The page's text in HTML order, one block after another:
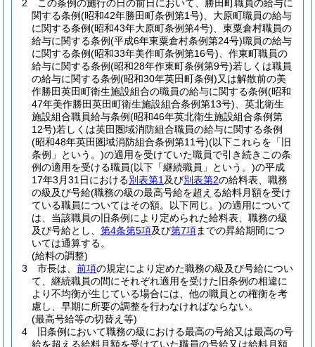
2
この条例の施行の日の前日において、勝田町職員の給与に
関する条例(昭和42年勝田町条例第1号) 、大原町職員の給与
に関する条例(昭和43年大原町条例第4号) 、東粟倉村職員の
給与に関する条例(平成6年東粟倉村条例第24号)職員の給与
に関する条例(昭和33年美作町条例第16号) 、作東町職員の
給与に関する条例(昭和28年作東町条例第9号)若しくは職員
の給与に関する条例(昭和30年英田町条例)又は解散前の美
作勝田英田町衛生施設組合の職員の給与に関する条例(昭和
47年美作勝田英田町衛生施設組合条例第13号) 、英北衛生
施設組合職員給与条例(昭和46年英北衛生施設組合条例第
12号)若しくは英田圏域消防組合職員の給与に関する条例
(昭和48年英田圏域消防組合条例第11号)(以下これらを「旧
条例」という。)の適用を受けていた職員で引き続きこの条
例の適用を受ける職員(以下「継続職員」という。)の平成
17年3月31日における別表第1 及び別表第2の給料表、職務
の級及び号給(職務の級の最高号給を超える給料月額を受け
ている職員についてはその額。以下同じ。)の適用について
は、当該職員の旧条例により定められた給料表、職務の級
及び号給とし、 第4条第5項及び第7項までの昇給期間につ
いては通算する。
(給料の調整)
3
市長は、 前項の規定により定めた職務の級及び号給につい
て、継続職員の間にそれぞれ適用を受けた旧条例の相違に
より不均衡が生じている場合には、他の職員との権衡を考
慮し、早期に所要の調整を行わなければならない。
(最高号給等の切替え等)
4
旧条例において職務の級における最高の号給又は最高の号
給を超える給料月額を受けていた職員の号給又は給料月額